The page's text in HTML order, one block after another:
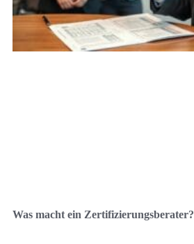
Was macht ein Zertifizierungsberater?